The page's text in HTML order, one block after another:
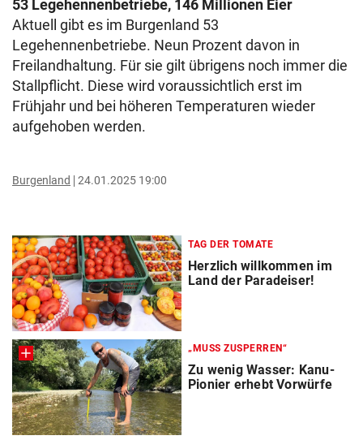
53 Legehennenbetriebe, 146 Millionen Eier
Aktuell gibt es im Burgenland 53
Legehennenbetriebe. Neun Prozent davon in
Freilandhaltung. Für sie gilt übrigens noch immer die
Stallpflicht. Diese wird voraussichtlich erst im
Frühjahr und bei höheren Temperaturen wieder
aufgehoben werden.
Burgenland 24.01.2025 19:00
TAG DER TOMATE
Herzlich willkommen im
Land der Paradeiser!
„MUSS ZUSPERREN“
Zu wenig Wasser: Kanu-
Pionier erhebt Vorwürfe